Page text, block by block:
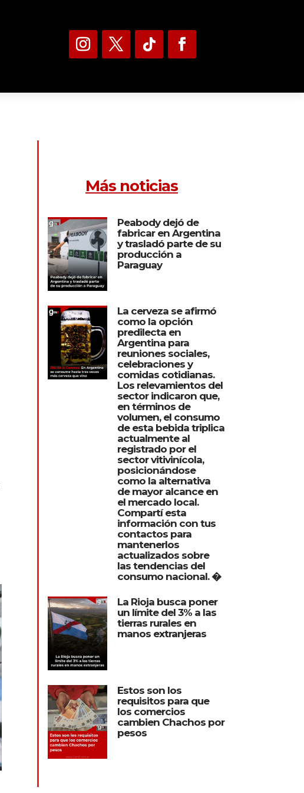
Más noticias
Peabody dejó de
fabricar en Argentina
y trasladó parte de su
producción a
Paraguay
La cerveza se afirmó
como la opción
predilecta en
Argentina para
reuniones sociales,
celebraciones y
comidas cotidianas.
Los relevamientos del
sector indicaron que,
en términos de
volumen, el consumo
de esta bebida triplica
actualmente al
registrado por el
sector vitivinícola,
posicionándose
como la alternativa
de mayor alcance en
el mercado local.
Compartí esta
información con tus
contactos para
mantenerlos
actualizados sobre
las tendencias del
consumo nacional. �
La Rioja busca poner
un límite del 3% a las
tierras rurales en
manos extranjeras
Estos son los
requisitos para que
los comercios
cambien Chachos por
pesos